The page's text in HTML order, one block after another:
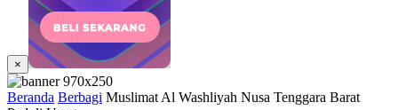
×
Beranda Berbagi Muslimat Al Washliyah Nusa Tenggara Barat